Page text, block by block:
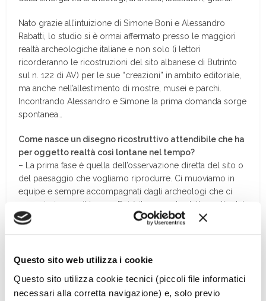
Questo sito web utilizza i cookie
Questo sito utilizza cookie tecnici (piccoli file informatici
necessari alla corretta navigazione) e, solo previo
Nato grazie all’intuizione di Simone Boni e Alessandro
Rabatti, lo studio si è ormai affermato presso le maggiori
realtà archeologiche italiane e non solo (i lettori
ricorderanno le ricostruzioni del sito albanese di Butrinto
sul n. 122 di AV) per le sue “creazioni” in ambito editoriale,
ma anche nell’allestimento di mostre, musei e parchi.
Incontrando Alessandro e Simone la prima domanda sorge
spontanea…
Come nasce un disegno ricostruttivo attendibile che ha
per oggetto realtà così lontane nel tempo?
– La prima fase è quella dell’osservazione diretta del sito o
del paesaggio che vogliamo riprodurre. Ci muoviamo in
equipe e sempre accompagnati dagli archeologi che ci
commissionano il lavoro. Poi è il momento della scelta del
punto di vista. Ogni luogo può essere “raccontato” e
la sua fase romana piuttosto che in quella medioevale… […]